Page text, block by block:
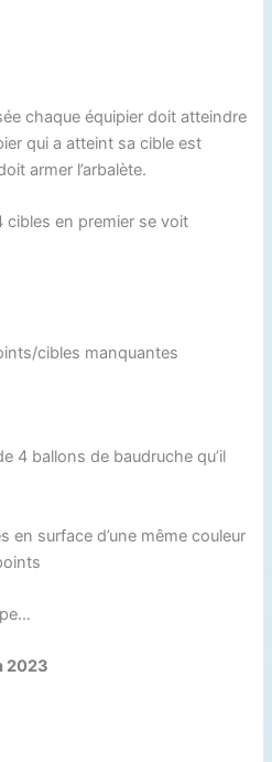
chaque équipier doit atteindre
qui a atteint sa cible est
armer l’arbalète.
cibles en premier se voit
cibles manquantes
4 ballons de baudruche qu’il
en surface d’une même couleur
2023